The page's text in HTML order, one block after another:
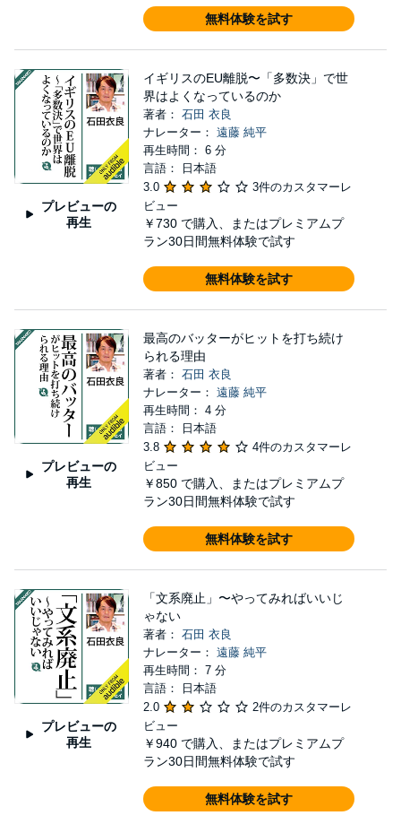
無料体験を試す
プレビューの
再生
イギリスのEU離脱〜「多数決」で世
界はよくなっているのか
著者： 石田 衣良
ナレーター： 遠藤 純平
再生時間： 6 分
言語： 日本語
3.0
3件のカスタマーレ
ビュー
￥730 で購入、またはプレミアムプ
ラン30日間無料体験で試す
無料体験を試す
プレビューの
再生
最高のバッターがヒットを打ち続け
られる理由
著者： 石田 衣良
ナレーター： 遠藤 純平
再生時間： 4 分
言語： 日本語
3.8
4件のカスタマーレ
ビュー
￥850 で購入、またはプレミアムプ
ラン30日間無料体験で試す
無料体験を試す
プレビューの
再生
「文系廃止」〜やってみればいいじ
ゃない
著者： 石田 衣良
ナレーター： 遠藤 純平
再生時間： 7 分
言語： 日本語
2.0
2件のカスタマーレ
ビュー
￥940 で購入、またはプレミアムプ
ラン30日間無料体験で試す
無料体験を試す